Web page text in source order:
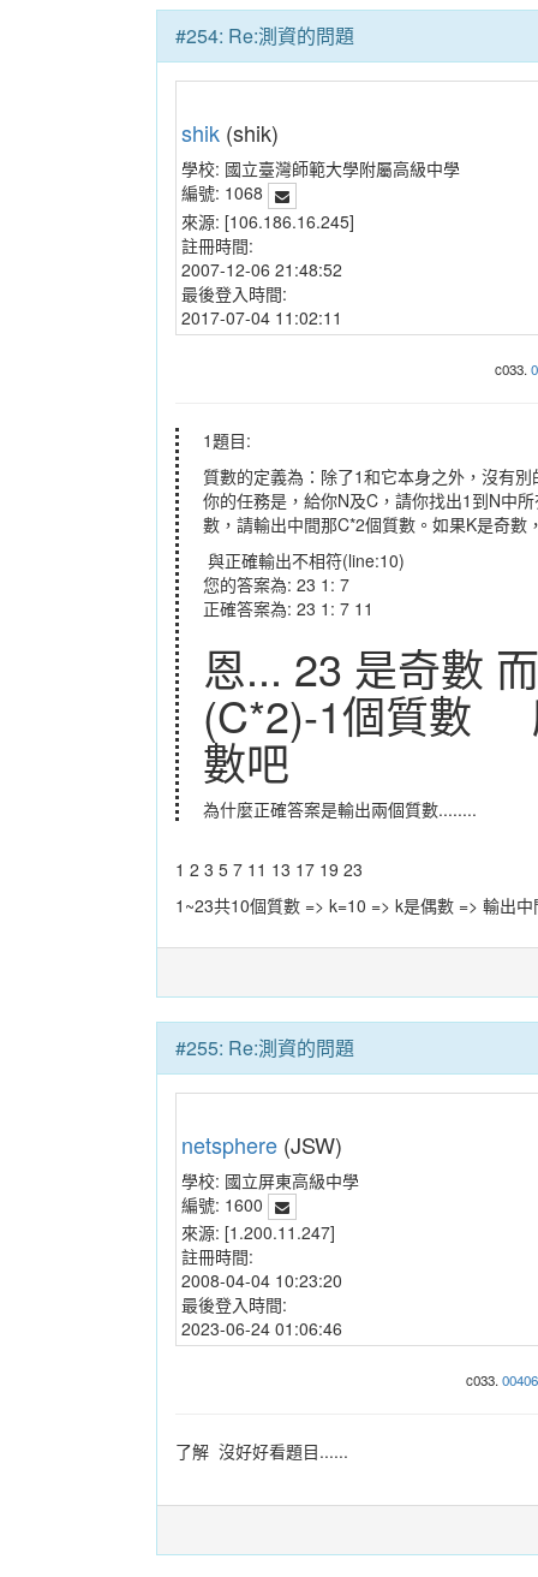
#254: Re:測資的問題
shik (shik)
學校: 國立臺灣師範大學附屬高級中學
編號: 1068
來源: [106.186.16.245]
註冊時間:
2007-12-06 21:48:52
最後登入時間:
2017-07-04 11:02:11
c033.
1題目:
質數的定義為：除了1和它本身之外，沒有
你的任務是，給你N及C，請你找出1到N中
數，請輸出中間那C*2個質數。如果K是奇數
與正確輸出不相符(line:10)
您的答案為: 23 1: 7
正確答案為: 23 1: 7 11
恩... 23 是奇數
(C*2)-1個質數
數吧
為什麼正確答案是輸出兩個質數........
1 2 3 5 7 11 13 17 19 23
1~23共10個質數 => k=10 => k是偶數 => 輸出
#255: Re:測資的問題
netsphere (JSW)
學校: 國立屏東高級中學
編號: 1600
來源: [1.200.11.247]
註冊時間:
2008-04-04 10:23:20
最後登入時間:
2023-06-24 01:06:46
c033.
了解 沒好好看題目......